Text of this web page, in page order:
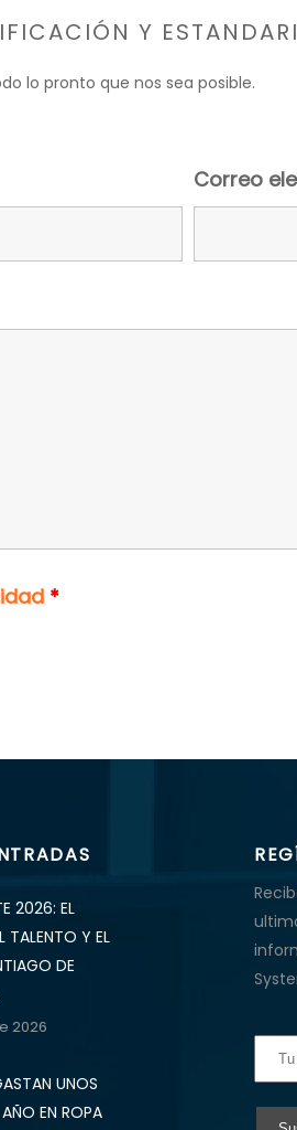
Y
lo pronto que nos sea posible.
Correo
*
2026: EL
TALENTO Y EL
DE
2026
UNOS
EN ROPA